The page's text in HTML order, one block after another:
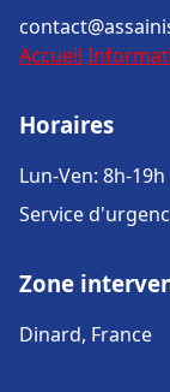
Accueil
Horaires
Lun-Ven: 8h-19h
Service
Zone
Dinard, France